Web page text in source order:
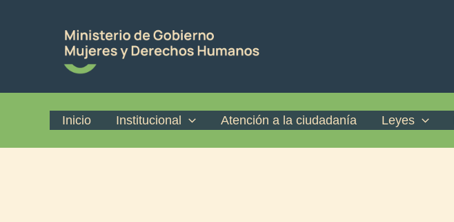
Inicio Institucional Atención a la ciudadanía Leyes
navigation